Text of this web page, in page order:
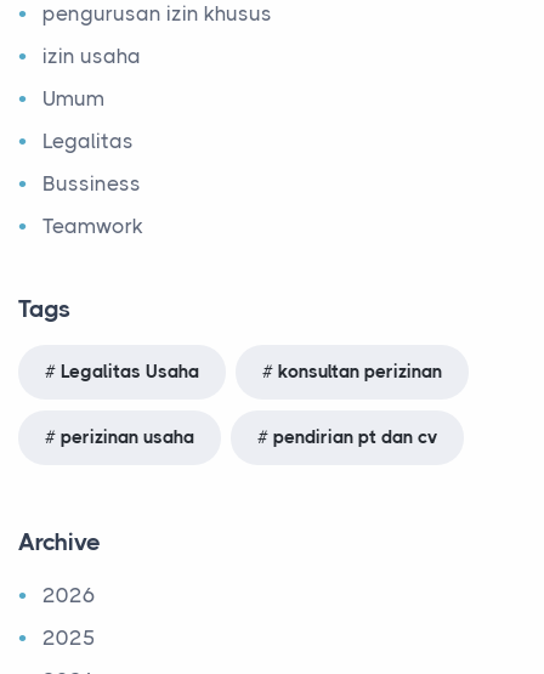
pengurusan izin khusus
izin usaha
Umum
Legalitas
Bussiness
Teamwork
Tags
Legalitas Usaha konsultan perizinan
perizinan usaha pendirian pt dan cv
Archive
2026
2025